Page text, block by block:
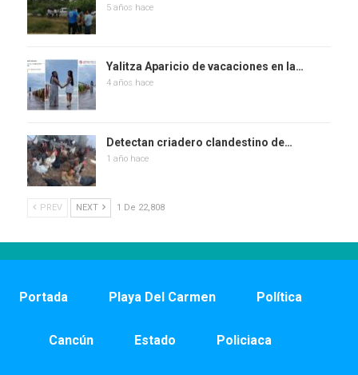
5 años hace
Yalitza Aparicio de vacaciones en la…
4 años hace
Detectan criadero clandestino de…
1 año hace
PREV NEXT 1 De 22,808
Portada Playa Del Carmen Política
Cancún Estado Policiaca